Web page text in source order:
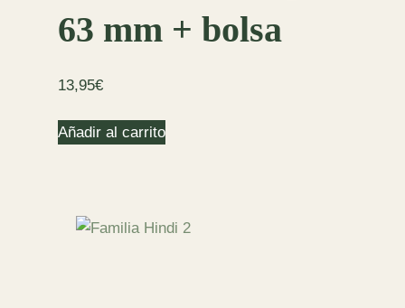
63 mm + bolsa
13,95€
Añadir al carrito